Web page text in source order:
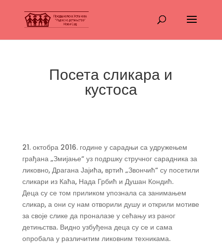
Посета сликара и
кустоса
21. октобра 2016. године у сарадњи са удружењем
грађана „Змијање“ уз подршку стручног сарадника за
ликовно, Драгана Јајића, вртић „Звончић“ су посетили
сликари из Каћа, Нада Грбић и Душан Кондић.
Деца су се том приликом упознала са занимањем
сликар, а они су нам отворили душу и открили мотиве
за своје слике да проналазе у сећању из раног
детињства. Видно узбуђена деца су се и сама
опробала у различитим ликовним техникама.